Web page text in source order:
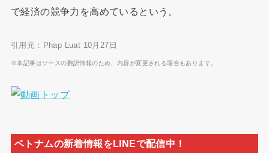
で経済の競争力を高めているという。
引用元：Phap Luat 10月27日
※本記事はソースの翻訳情報のため、内容が変更される場合もあります。